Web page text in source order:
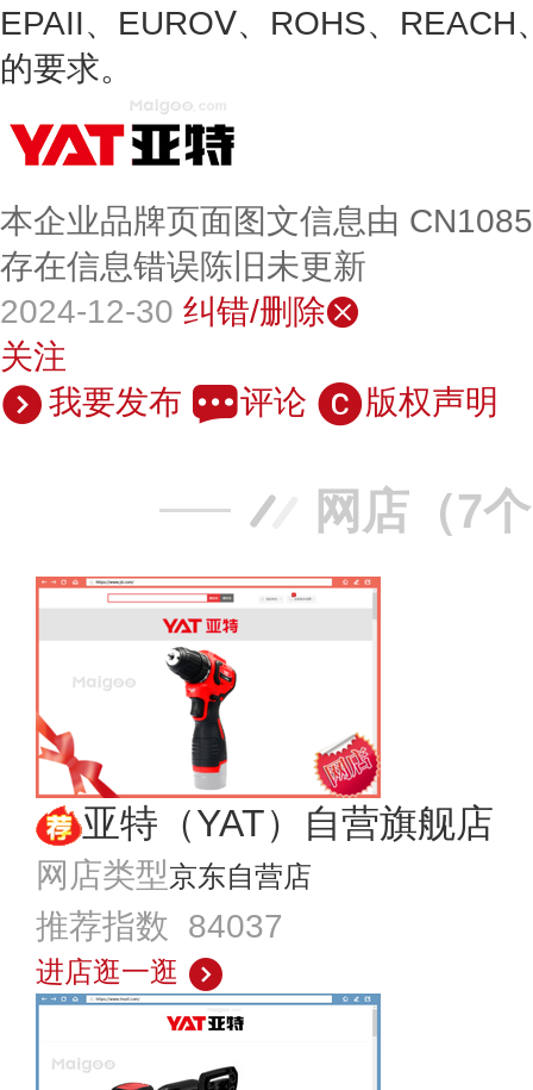
EPAII、EUROⅤ、ROHS、REACH
的要求。
本企业品牌页面图文信息由
存在信息错误陈旧未更新
2024-12-30 纠错/删除
关注
我要发布
评论 版权声明
网店（7
亚特（YAT）自营旗舰店
网店类型京东自营店
推荐指数 84037
进店逛一逛